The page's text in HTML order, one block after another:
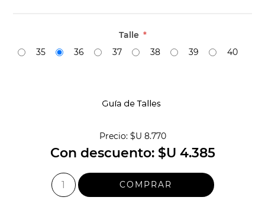
Talle *
35
36 37 38 39 40
Precio: $U 8.770
Con descuento: $U 4.385